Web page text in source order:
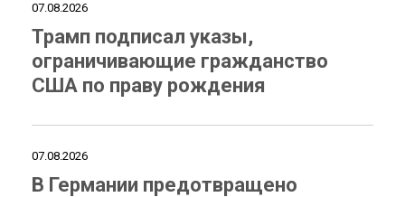
07.08.2026
Трамп подписал указы,
ограничивающие гражданство
США по праву рождения
07.08.2026
В Германии предотвращено